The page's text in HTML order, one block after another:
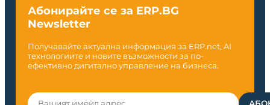
Абонирайте се за ERP.BG
Newsletter
Получавайте актуална информация за ERP.net, AI
технологиите и новите възможности за по-
ефективно дигитално управление на бизнеса.